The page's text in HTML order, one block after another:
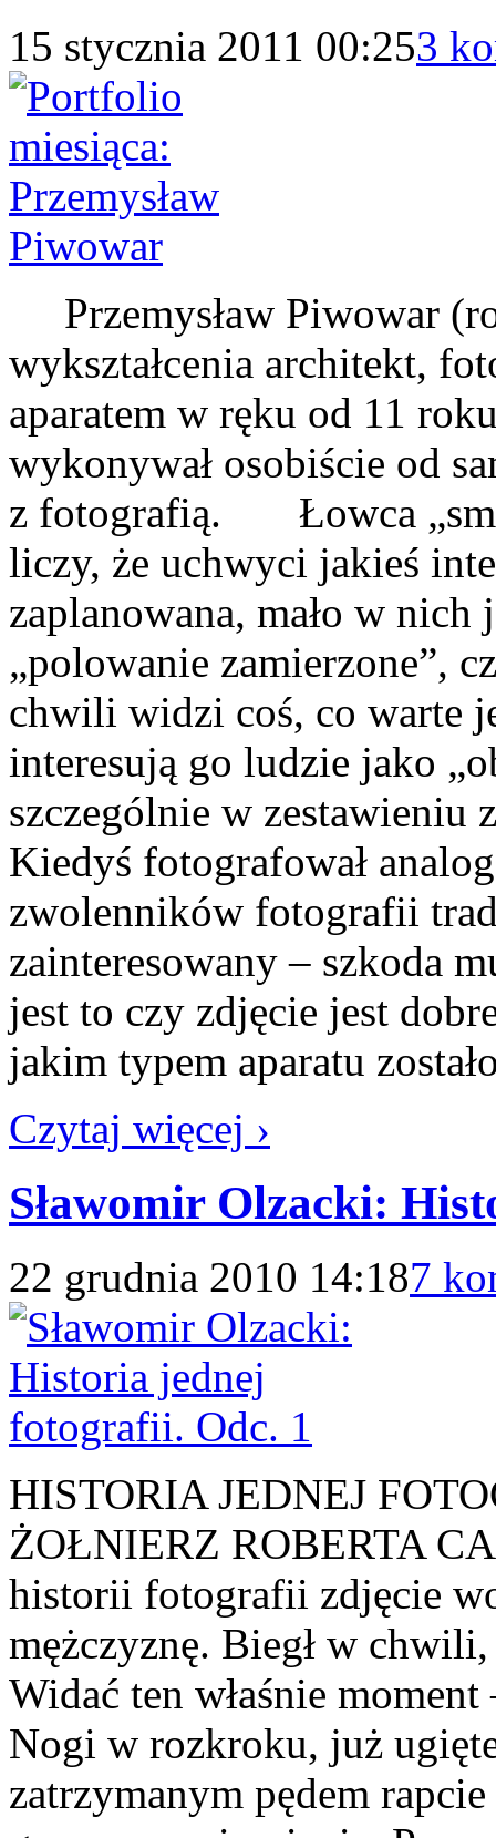
15 stycznia 2011 00:253
Przemysław Piwowar
wykształcenia architekt,
aparatem w ręku od 11
wykonywał osobiście od
z fotografią. Łowca
liczy, że uchwyci jakieś
zaplanowana, mało w
„polowanie zamierzone”,
chwili widzi coś, co warte
interesują go ludzie jako
szczególnie w
Kiedyś fotografował
zwolenników fotografii
zainteresowany – szkoda
jest to czy zdjęcie jest
jakim typem aparatu
Czytaj więcej ›
Sławomir Olzacki:
22 grudnia 2010 14:187
HISTORIA JEDNEJ
ŻOŁNIERZ ROBERTA
historii fotografii zdjęcie
mężczyznę. Biegł w
Widać ten właśnie
Nogi w rozkroku, już
zatrzymanym pędem